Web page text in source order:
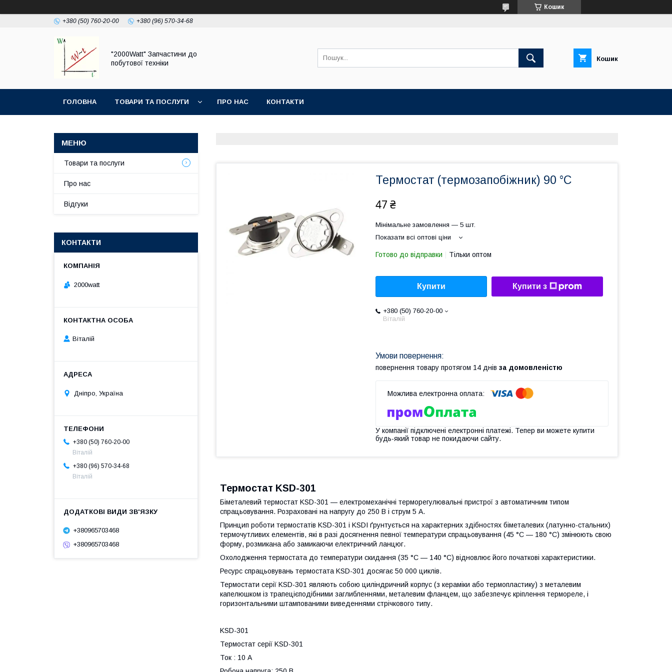
Кошик
+380 (50) 760-20-00 +380 (96) 570-34-68
"2000Watt" Запчастини до
побутової техніки
Кошик
ГОЛОВНА ТОВАРИ ТА ПОСЛУГИ ПРО НАС КОНТАКТИ
Термостат (термозапобіжник) 90 °C
47 ₴
Мінімальне замовлення — 5 шт.
Показати всі оптові ціни
Готово до відправки Тільки оптом
Купити Купити з
+380 (50) 760-20-00
Віталій
повернення товару протягом 14 днів за домовленістю
У компанії підключені електронні платежі. Тепер ви можете купити
будь-який товар не покидаючи сайту.
Термостат KSD-301
Біметалевий термостат KSD-301 — електромеханічні терморегулювальні пристрої з автоматичним типом
спрацьовування. Розраховані на напругу до 250 В і струм 5 А.
Принцип роботи термостатів KSD-301 і KSDI ґрунтується на характерних здібностях біметалевих (латунно-стальних)
термочутливих елементів, які в разі досягнення певної температури спрацьовування (45 °C — 180 °C) змінюють свою
форму, розмикана або замикаючи електричний ланцюг.
Охолодження термостата до температури скидання (35 °C — 140 °C) відновлює його початкові характеристики.
Ресурс спрацьовувань термостата KSD-301 досягає 50 000 циклів.
Термостати серії KSD-301 являють собою циліндричний корпус (з кераміки або термопластику) з металевим
капелюшком із трапецієподібними заглибленнями, металевим фланцем, що забезпечує кріплення термореле, і
горизонтальними штампованими виведеннями стрічкового типу.
KSD-301
Термостат серії KSD-301
Ток : 10 А
Товари та послуги
Про нас
Відгуки
КОНТАКТИ
2000watt
Віталій
Дніпро, Україна
+380 (50) 760-20-00
Віталій
+380 (96) 570-34-68
Віталій
+380965703468
+380965703468